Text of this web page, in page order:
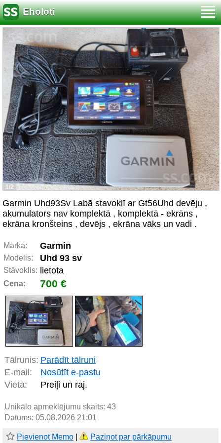
Eholoti
1/2
Garmin Uhd93Sv Labā stavoklī ar Gt56Uhd devēju ,
akumulators nav komplektā , komplektā - ekrāns ,
ekrāna kronšteins , devējs , ekrāna vāks un vadi .
Marka: Garmin
Modelis: Uhd 93 sv
Stāvoklis: lietota
Cena: 700 €
Tālrunis: Parādīt tālruni
E-mail:
Nosūtīt e-pastu
Vieta:
Preiļi un raj.
Unikālo apmeklējumu skaits: 43
Datums: 05.08.2026 21:01
Pievienot Memo Paziņot par pārkāpumu